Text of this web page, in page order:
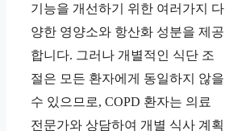
기능을 개선하기 위한 여러가지 다
양한 영양소와 항산화 성분을 제공
합니다. 그러나 개별적인 식단 조
절은 모든 환자에게 동일하지 않을
수 있으므로, COPD 환자는 의료
전문가와 상담하여 개별 식사 계획